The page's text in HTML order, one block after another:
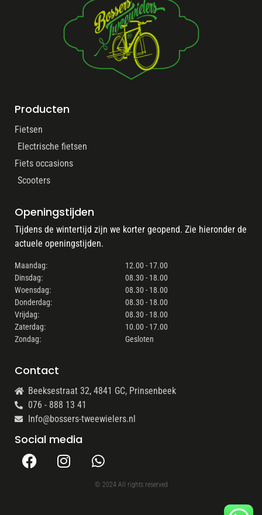
Producten
Fietsen
Electrische fietsen
Fiets occasions
Scooters
Openingstijden
Tijdens de wintertijd zijn we korter geopend. Zie hieronder de
actuele openingstijden.
Maandag:
12.00 - 17.00
Dinsdag:
08.30 - 18.00
Woensdag:
08.30 - 18.00
Donderdag:
08.30 - 18.00
Vrijdag:
08.30 - 18.00
Zaterdag:
10.00 - 17.00
Zondag:
Gesloten
Contact
Beeksestraat 32, 4841 GC, Prinsenbeek
076 - 888 13 41
Info@bossers-tweewielers.nl
Social media
© 2024 All rights reserved